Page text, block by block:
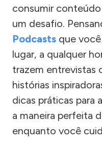
consumir
um desafio.
Podcasts que
lugar, a qualquer
trazem entrevistas
histórias
dicas práticas para
a maneira perfeita
enquanto você